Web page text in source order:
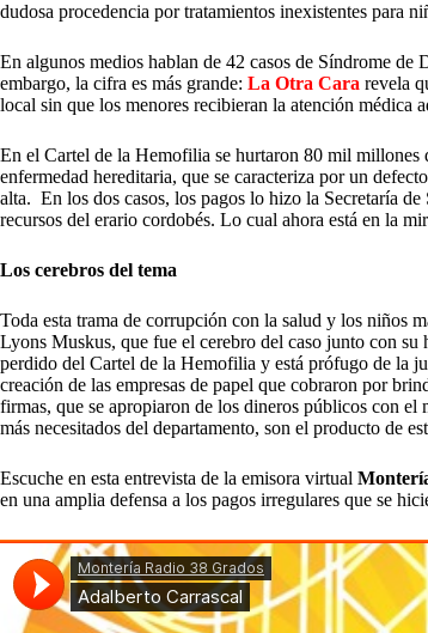
dudosa procedencia por tratamientos inexistentes para
En algunos medios hablan de 42 casos de Síndrome
embargo, la cifra es más grande: La Otra Cara revela
local sin que los menores recibieran la atención médica
En el Cartel de la Hemofilia se hurtaron 80 mil millones
enfermedad hereditaria, que se caracteriza por un
alta. En los dos casos, los pagos lo hizo la Secretaría
recursos del erario cordobés. Lo cual ahora está en la
Los cerebros del tema
Toda esta trama de corrupción con la salud y los niños
Lyons Muskus, que fue el cerebro del caso junto con
perdido del Cartel de la Hemofilia y está prófugo de la
creación de las empresas de papel que cobraron por
firmas, que se apropiaron de los dineros públicos con
más necesitados del departamento, son el producto de
Escuche en esta entrevista de la emisora virtual
en una amplia defensa a los pagos irregulares que se